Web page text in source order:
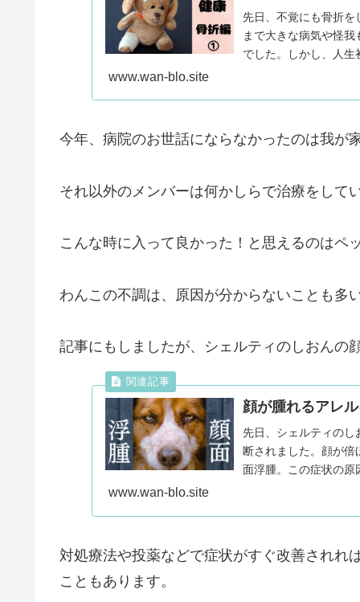
先日、不覚にも骨折を
まで大きな病気や怪
でした。しかし、人
www.wan-blo.site
今年、病院のお世話にならなかったのは我が
それ以外のメンバーは何かしらで治療をして
こんな時に入って良かった！と思えるのはペ
わんこの不調は、原因が分からないことも多
記事にもしましたが、シェルティのしおんの
顔が腫れるアレ
先日、シェルティのし
断されました。顔が
面浮腫。この症状の原
www.wan-blo.site
対処療法や投薬などで症状がすぐ改善されれ
こともあります。